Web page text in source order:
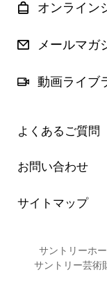
オンライン
メールマガ
動画ライブ
よくあるご質問
お問い合わせ
サイトマップ
サントリーホ
サントリー芸術